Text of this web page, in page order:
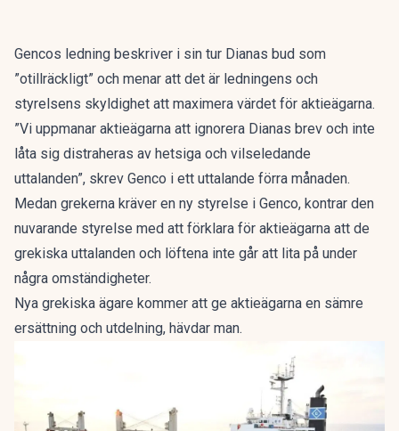
Gencos ledning beskriver i sin tur Dianas bud som
”otillräckligt” och menar att det är ledningens och
styrelsens skyldighet att maximera värdet för aktieägarna.
”Vi uppmanar aktieägarna att ignorera Dianas brev och inte
låta sig distraheras av hetsiga och vilseledande
uttalanden”, skrev Genco i ett uttalande förra månaden.
Medan grekerna kräver en ny styrelse i Genco, kontrar den
nuvarande styrelse med att förklara för aktieägarna att de
grekiska uttalanden och löftena inte går att lita på under
några omständigheter.
Nya grekiska ägare kommer att ge aktieägarna en sämre
ersättning och utdelning, hävdar man.